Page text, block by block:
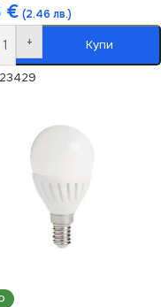
€ (2.46 лв.)
+ Купи
23429